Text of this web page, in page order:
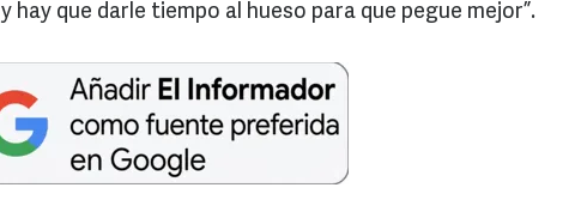
hay que darle tiempo al hueso para que pegue mejor”.